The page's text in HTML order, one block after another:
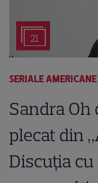
21
SERIALE AMERICANE
Sandra Oh
plecat din
Discuția